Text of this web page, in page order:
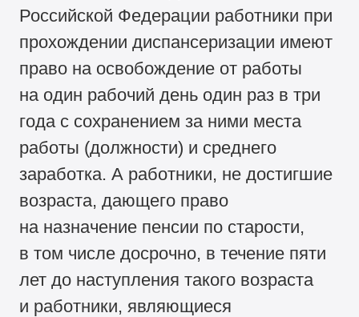
Российской Федерации работники при
прохождении диспансеризации имеют
право на освобождение от работы
на один рабочий день один раз в три
года с сохранением за ними места
работы (должности) и среднего
заработка. А работники, не достигшие
возраста, дающего право
на назначение пенсии по старости,
в том числе досрочно, в течение пяти
лет до наступления такого возраста
и работники, являющиеся